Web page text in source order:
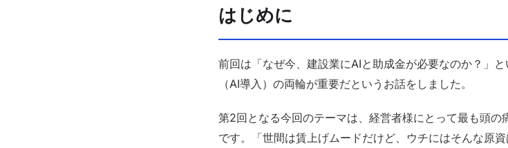
はじめに
前回は「なぜ今、建設業にAIと助成金が必要なのか？」
（AI導入）の両輪が重要だというお話をしました。
第2回となる今回のテーマは、経営者様にとって最も頭の
です。「世間は賃上げムードだけど、ウチにはそんな原